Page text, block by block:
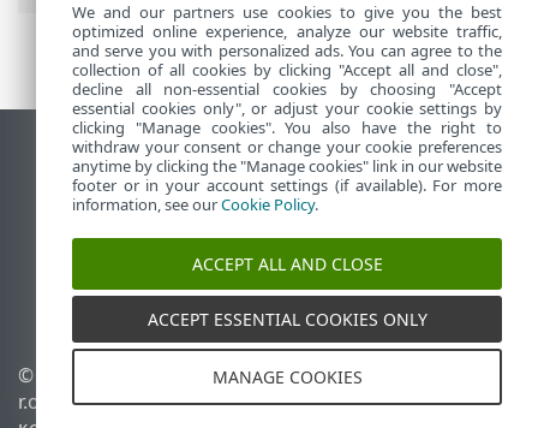
Жұмыс үстеліндегі сайтты қарау
End of Life
ESET білім қоры
ESET форумы
ESET Status Portal
Аймақтық қолдау
© 1992 - 2026 ESET, spol. s
r.o. - Барлық құқықтары
Cookie файлдарын
басқару
We and our partners use cookies to give you the best
optimized online experience, analyze our website traffic,
and serve you with personalized ads. You can agree to the
collection of all cookies by clicking "Accept all and close",
decline all non-essential cookies by choosing "Accept
essential cookies only", or adjust your cookie settings by
clicking "Manage cookies". You also have the right to
withdraw your consent or change your cookie preferences
anytime by clicking the "Manage cookies" link in our website
footer or in your account settings (if available). For more
information, see ourCookie Policy.
ACCEPT ALL AND CLOSE
ACCEPT ESSENTIAL COOKIES ONLY
MANAGE COOKIES